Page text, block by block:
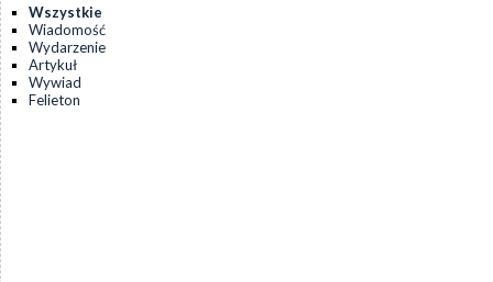
Wszystkie
Wiadomość
Wydarzenie
Artykuł
Wywiad
Felieton